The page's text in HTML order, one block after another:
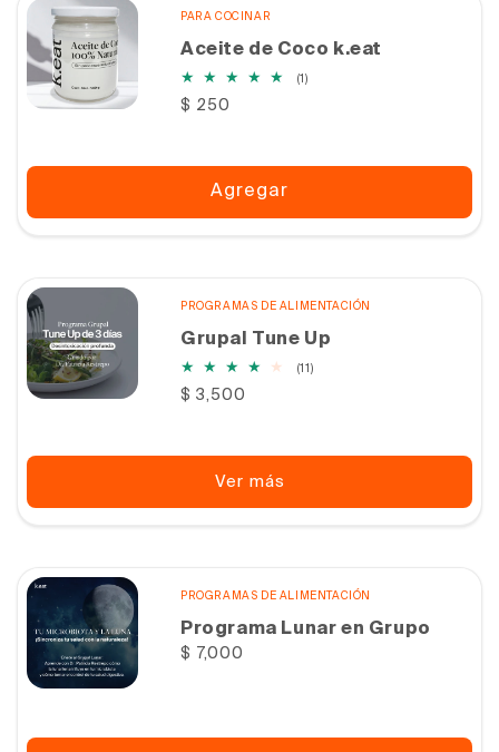
PARA COCINAR
Aceite de Coco k.eat
(1)1
Precio
$ 250
Agregar
PROGRAMAS DE ALIMENTACIÓN
Grupal Tune Up
(11)11
Precio
$ 3,500
Ver más
PROGRAMAS DE ALIMENTACIÓN
Programa Lunar en Grupo
Precio
$ 7,000